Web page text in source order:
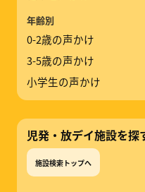
年齢別
0-2歳の声かけ
3-5歳の声かけ
小学生の声かけ
児発・放デイ施設を探
施設検索トップへ